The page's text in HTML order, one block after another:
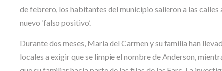
de febrero, los habitantes del municipio salieron a las
nuevo ‘falso positivo’.
Durante dos meses, María del Carmen y su familia han
locales a exigir que se limpie el nombre de Anderson,